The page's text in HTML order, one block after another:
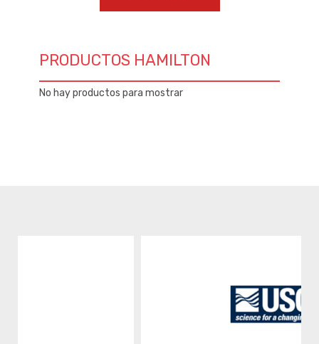
PRODUCTOS HAMILTON
No hay productos para mostrar